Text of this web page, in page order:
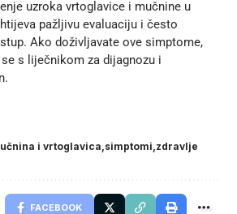
uzroka vrtoglavice i mučnine u
pažljivu evaluaciju i često
Ako doživljavate ove simptome,
s liječnikom za dijagnozu i
i vrtoglavica simptomi zdravlje
FACEBOOK